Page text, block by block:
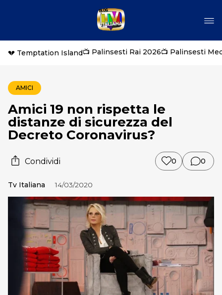
💔 Temptation Island📺 Palinsesti Rai 2026📺 Palinsesti
AMICI
Amici 19 non rispetta le
distanze di sicurezza del
Decreto Coronavirus?
Condividi 0 0
Tv Italiana 14/03/2020